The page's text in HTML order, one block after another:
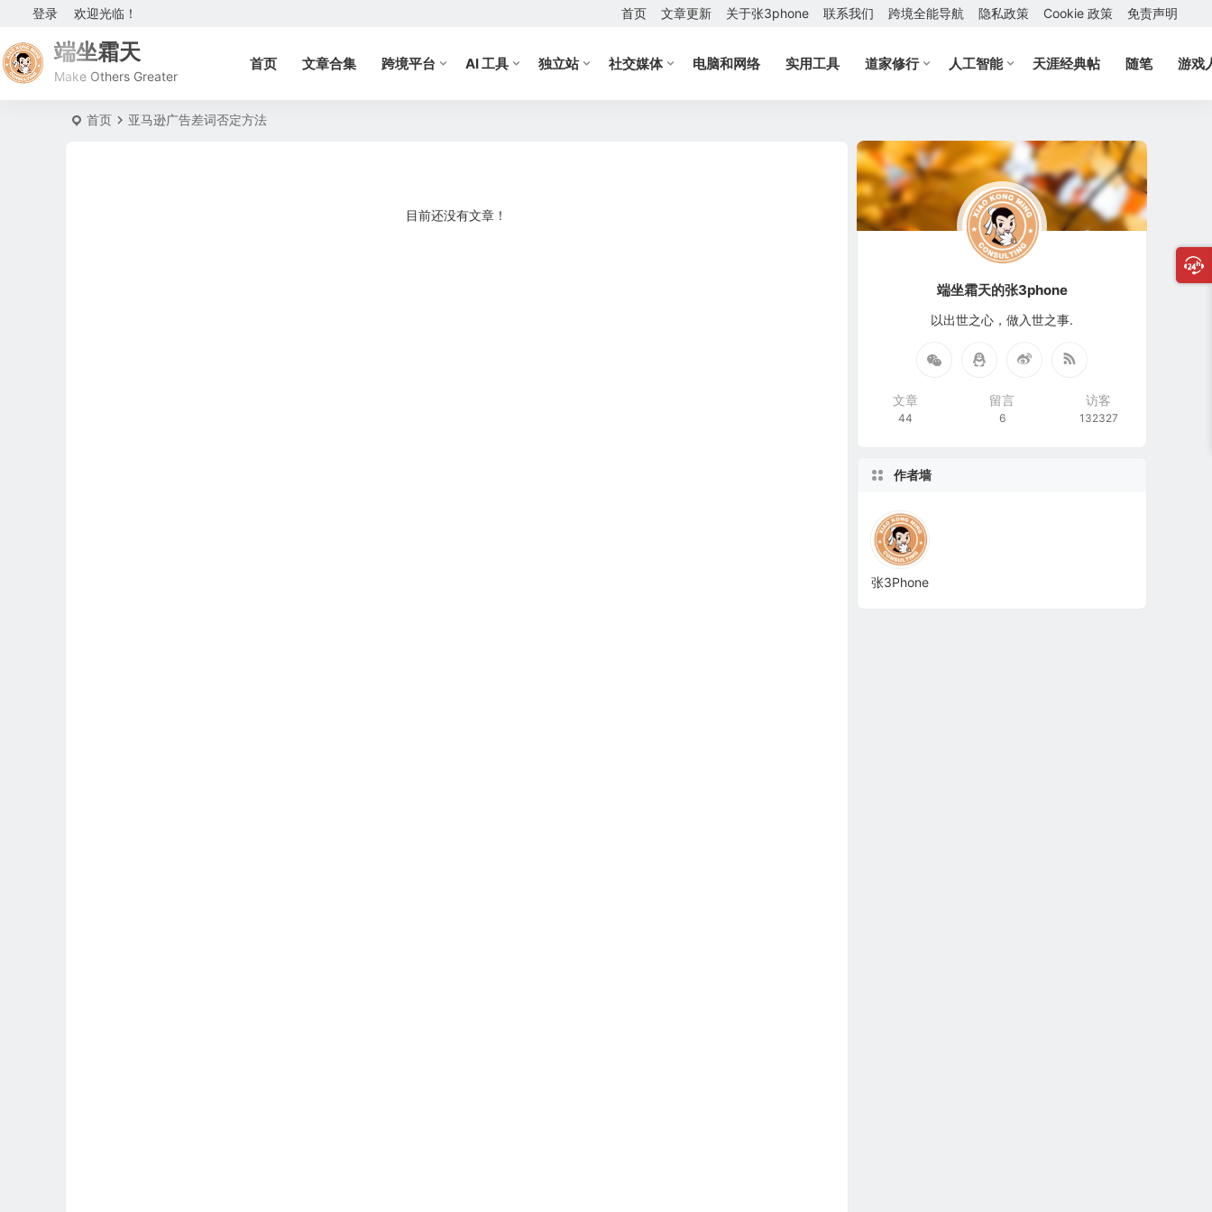
欢迎光临！
登录 首页 文章更新 关于张3phone 联系我们 跨境全能导航 隐私政策 Cookie 政策 免责声明
端坐霜天
Make Others Greater
首页 文章合集 跨境平台 AI 工具 独立站 社交媒体 电脑和网络 实用工具 道家修行 人工智能 天涯经典帖 随笔 游戏
首页 亚马逊广告差词否定方法
目前还没有文章！
端坐霜天的张3phone
以出世之心，做入世之事.
文章
44
留言
6
访客
132327
作者墙
张3Phone